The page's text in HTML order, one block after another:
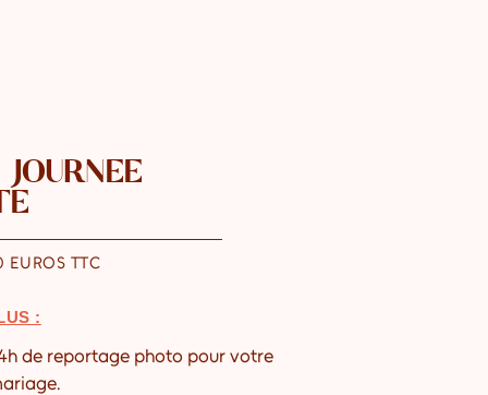
EUROS TTC
:
de reportage photo pour votre